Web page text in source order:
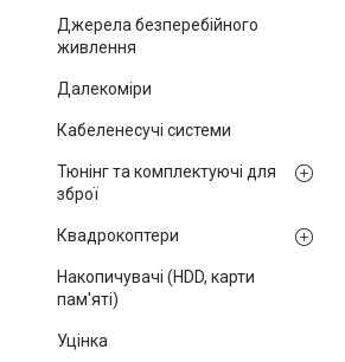
Джерела безперебійного
живлення
Далекоміри
Кабеленесучі системи
Тюнінг та комплектуючі для
зброї
Квадрокоптери
Накопичувачі (HDD, карти
пам'яті)
Уцінка